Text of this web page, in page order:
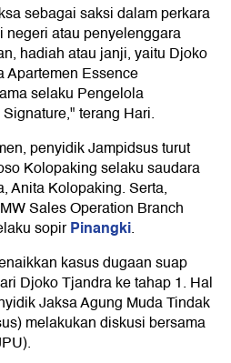
sebagai saksi dalam perkara
atau penyelenggara
hadiah atau janji, yaitu Djoko
Apartemen Essence
selaku Pengelola
terang Hari.
penyidik Jampidsus turut
Kolopaking selaku saudara
Anita Kolopaking. Serta,
Sales Operation Branch
sopirPinangki.
kasus dugaan suap
Djoko Tjandra ke tahap 1. Hal
Jaksa Agung Muda Tindak
melakukan diskusi bersama